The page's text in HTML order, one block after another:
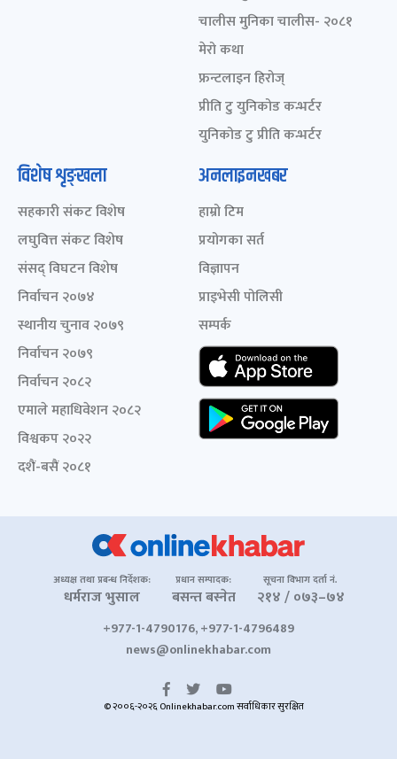
चालीस मुनिका चालीस- २०८१
मेरो कथा
फ्रन्टलाइन हिरोज्
प्रीति टु युनिकोड कन्भर्टर
युनिकोड टु प्रीति कन्भर्टर
विशेष शृङ्खला
सहकारी संकट विशेष
लघुवित्त संकट विशेष
संसद् विघटन विशेष
निर्वाचन २०७४
स्थानीय चुनाव २०७९
निर्वाचन २०७९
निर्वाचन २०८२
एमाले महाधिवेशन २०८२
विश्वकप २०२२
दशैं-बसैं २०८१
अनलाइनखबर
हाम्रो टिम
प्रयोगका सर्त
विज्ञापन
प्राइभेसी पोलिसी
सम्पर्क
अध्यक्ष तथा प्रबन्ध निर्देशक:
धर्मराज भुसाल
प्रधान सम्पादक:
बसन्त बस्नेत
सूचना विभाग दर्ता नं.
२१४ / ०७३–७४
+977-1-4790176, +977-1-4796489
news@onlinekhabar.com
© २००६-२०२६ Onlinekhabar.com सर्वाधिकार सुरक्षित